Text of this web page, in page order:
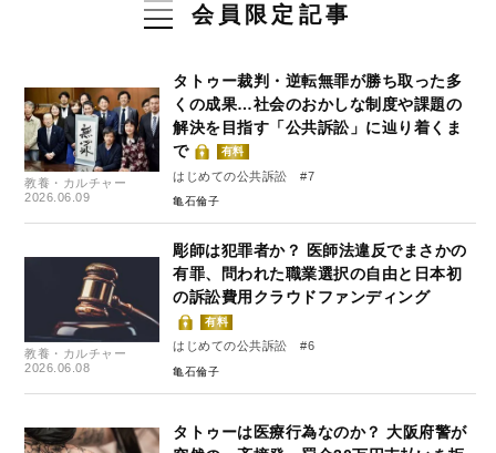
会員限定記事
教養・カルチャー
2026.06.09
タトゥー裁判・逆転無罪が勝ち取った多
くの成果…社会のおかしな制度や課題の
解決を目指す「公共訴訟」に辿り着くま
で
有料
はじめての公共訴訟 #7
亀石倫子
教養・カルチャー
2026.06.08
彫師は犯罪者か？ 医師法違反でまさかの
有罪、問われた職業選択の自由と日本初
の訴訟費用クラウドファンディング
有料
はじめての公共訴訟 #6
亀石倫子
タトゥーは医療行為なのか？ 大阪府警が